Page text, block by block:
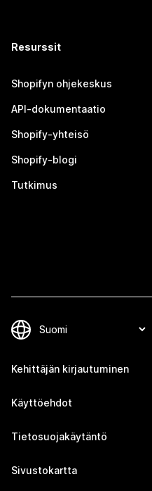
Resurssit
Shopifyn ohjekeskus
API-dokumentaatio
Shopify-yhteisö
Shopify-blogi
Tutkimus
Kehittäjän kirjautuminen
Käyttöehdot
Tietosuojakäytäntö
Sivustokartta